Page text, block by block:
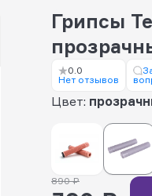
Грипсы
0.0
Нет отзывов
Цвет:
890 ₽